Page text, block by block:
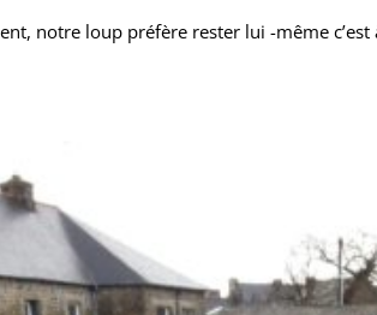
notre loup préfère rester lui -même c’est